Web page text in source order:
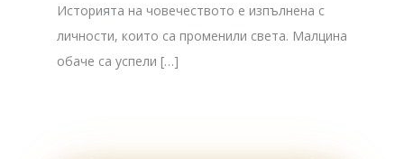
Историята на човечеството е изпълнена с
личности, които са променили света. Малцина
обаче са успели […]